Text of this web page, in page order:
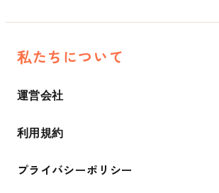
私たちについて
運営会社
利用規約
プライバシーポリシー